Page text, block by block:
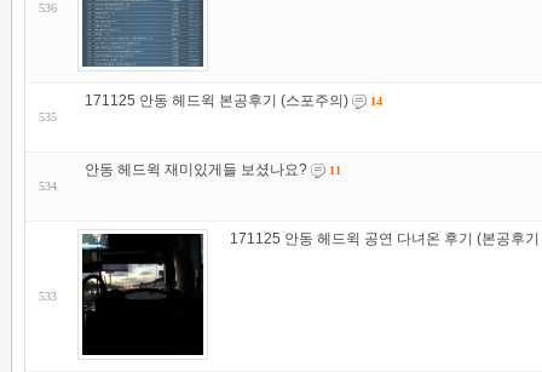
536
535
171125 안동 헤드윅 본공후기 (스포주의) 14
534
안동 헤드윅 재미있게들 보셨나요? 11
533
171125 안동 헤드윅 공연 다녀온 후기 (본공후